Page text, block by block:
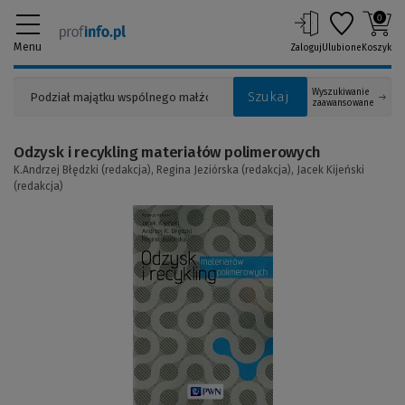
Menu
Szukaj
Wyszukiwanie
zaawansowane
ZalogujUlubione
0
Koszyk
(Link
do
innej
Odzysk i recykling materiałów polimerowych
K.Andrzej Błędzki (redakcja), Regina Jeziórska (redakcja),
Jacek Kijeński
(redakcja)